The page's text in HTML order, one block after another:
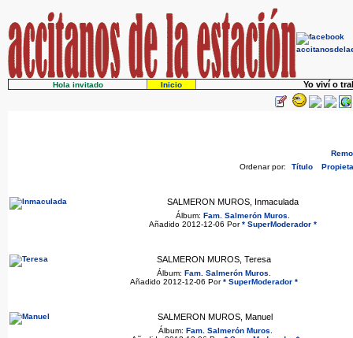
Hola invitado Inicio Yo viví o
Ordenar por:
Título
SALMERON MUROS, Inmaculada
Álbum: Fam. Salmerón Muros
Añadido 2012-12-06 Por* SuperModerador *
SALMERON MUROS, Teresa
Álbum: Fam. Salmerón Muros
Añadido 2012-12-06 Por* SuperModerador *
SALMERON MUROS, Manuel
Álbum: Fam. Salmerón Muros